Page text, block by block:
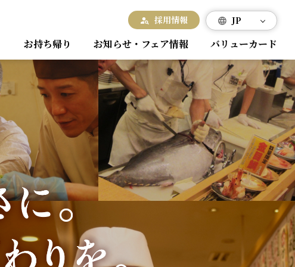
お持ち帰り お知らせ・フェア情報 バリューカード
JP
採用情報